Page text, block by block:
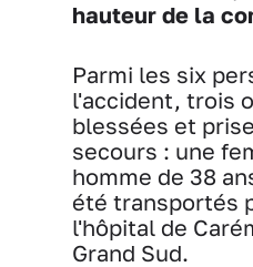
hauteur de la
Parmi les six
l'accident, trois
blessées et
secours : une
homme de 38
été transportés
l'hôpital de
Grand Sud.